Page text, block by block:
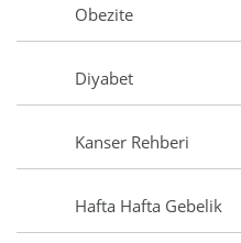
Obezite
Diyabet
Kanser Rehberi
Hafta Hafta Gebelik